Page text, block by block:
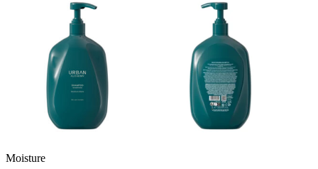
Moisture